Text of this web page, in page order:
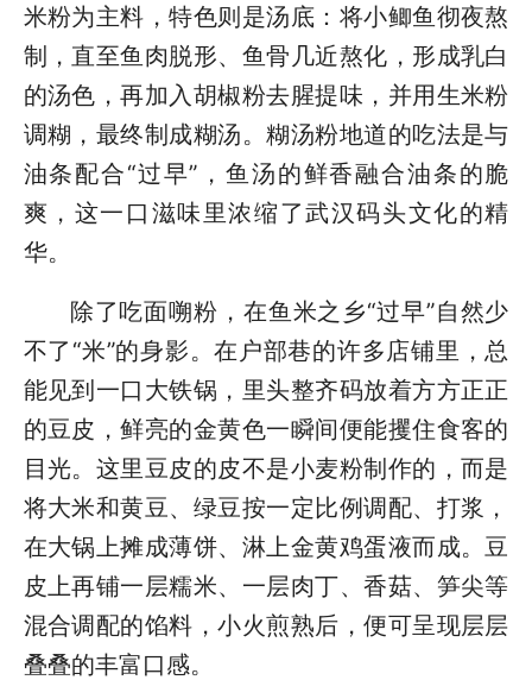
米粉为主料，特色则是汤底：将小鲫鱼彻夜熬
制，直至鱼肉脱形、鱼骨几近熬化，形成乳白
的汤色，再加入胡椒粉去腥提味，并用生米粉
调糊，最终制成糊汤。糊汤粉地道的吃法是与
油条配合“过早”，鱼汤的鲜香融合油条的脆
爽，这一口滋味里浓缩了武汉码头文化的精
华。
除了吃面嗍粉，在鱼米之乡“过早”自然少
不了“米”的身影。在户部巷的许多店铺里，总
能见到一口大铁锅，里头整齐码放着方方正正
的豆皮，鲜亮的金黄色一瞬间便能攫住食客的
目光。这里豆皮的皮不是小麦粉制作的，而是
将大米和黄豆、绿豆按一定比例调配、打浆，
在大锅上摊成薄饼、淋上金黄鸡蛋液而成。豆
皮上再铺一层糯米、一层肉丁、香菇、笋尖等
混合调配的馅料，小火煎熟后，便可呈现层层
叠叠的丰富口感。